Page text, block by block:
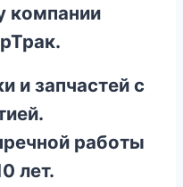
компании
и запчастей с
работы
лет.